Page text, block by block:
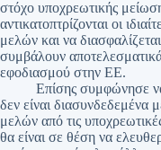
στόχο υποχρεωτικής
αντικατοπτρίζονται οι
μελών και να
συμβάλουν
εφοδιασμού στην ΕΕ.
Επίσης συμφώνησε να
δεν είναι διασυνδεδεμένα
μελών από τις
θα είναι σε θέση να